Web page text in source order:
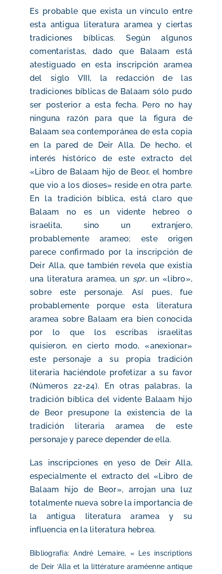
Es probable que exista un vínculo entre
esta antigua literatura aramea y ciertas
tradiciones bíblicas. Según algunos
comentaristas, dado que Balaam está
atestiguado en esta inscripción aramea
del siglo VIII, la redacción de las
tradiciones bíblicas de Balaam sólo pudo
ser posterior a esta fecha. Pero no hay
ninguna razón para que la figura de
Balaam sea contemporánea de esta copia
en la pared de Deir Alla. De hecho, el
interés histórico de este extracto del
«Libro de Balaam hijo de Beor, el hombre
que vio a los dioses» reside en otra parte.
En la tradición bíblica, está claro que
Balaam no es un vidente hebreo o
israelita, sino un extranjero,
probablemente arameo; este origen
parece confirmado por la inscripción de
Deir Alla, que también revela que existía
una literatura aramea, un spr, un «libro»,
sobre este personaje. Así pues, fue
probablemente porque esta literatura
aramea sobre Balaam era bien conocida
por lo que los escribas israelitas
quisieron, en cierto modo, «anexionar»
este personaje a su propia tradición
literaria haciéndole profetizar a su favor
(Números 22-24). En otras palabras, la
tradición bíblica del vidente Balaam hijo
de Beor presupone la existencia de la
tradición literaria aramea de este
personaje y parece depender de ella.
Las inscripciones en yeso de Deir Alla,
especialmente el extracto del «Libro de
Balaam hijo de Beor», arrojan una luz
totalmente nueva sobre la importancia de
la antigua literatura aramea y su
influencia en la literatura hebrea.
Bibliografia: André Lemaire, « Les inscriptions
de Deir ‘Alla et la littérature araméenne antique